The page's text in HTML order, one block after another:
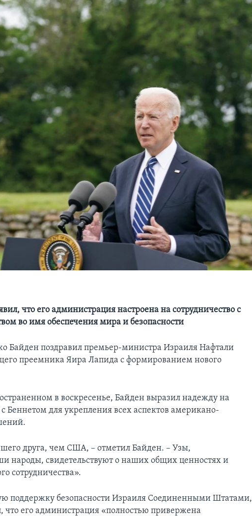
что его администрация настроена на сотрудничество с
во имя обеспечения мира и безопасности
Байден поздравил премьер-министра Израиля Нафтали
преемника Яира Лапида с формированием нового
в воскресенье, Байден выразил надежду на
Беннетом для укрепления всех аспектов американо-
друга, чем США, – отметил Байден. – Узы,
народы, свидетельствуют о наших общих ценностях и
сотрудничества».
поддержку безопасности Израиля Соединенными Штатами,
что его администрация «полностью привержена